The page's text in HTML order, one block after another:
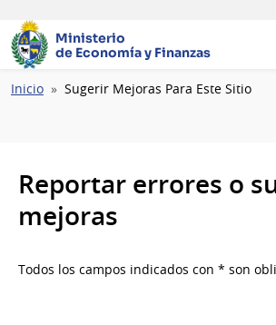
Ministerio
de Economía y Finanzas
Ruta
Inicio Sugerir Mejoras Para Este Sitio
Reportar errores o
mejoras
Todos los campos indicados con * son